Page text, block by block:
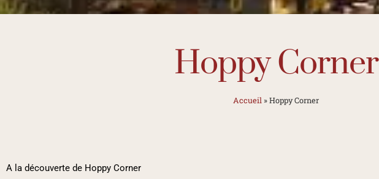
Hoppy Corner
Accueil »Hoppy Corner
A la découverte de Hoppy Corner